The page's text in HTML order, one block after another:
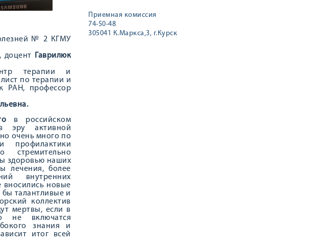
№ 2 КГМУ
доцент
Гаврилюк
терапии и
по терапии и
РАН, профессор
а.
в российском
эру активной
очень много по
профилактики
стремительно
здоровью наших
лечения, более
внутренних
новые
талантливые и
коллектив
мертвы, если в
не включатся
знания и
итог всей
Приемная комиссия
74-50-48
305041 К.Маркса,3, г.Курск